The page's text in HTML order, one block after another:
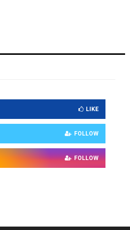
LIKE
FOLLOW
FOLLOW